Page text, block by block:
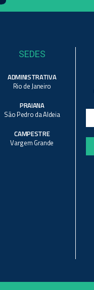
SEDES
ADMINISTRATIVA
Rio de Janeiro
PRAIANA
São Pedro da Aldeia
CAMPESTRE
Vargem Grande